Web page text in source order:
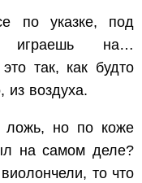
по указке, под
играешь на…
так, как будто
из воздуха.
но по коже
на самом деле?
то что